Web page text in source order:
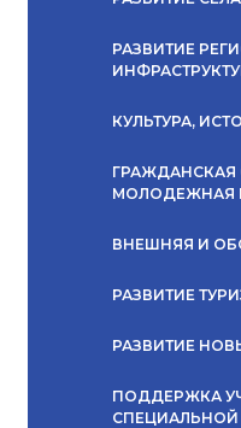
РАЗВИТИЕ
КУЛЬТУРА,
МОЛОДЕЖНАЯ
ВНЕШНЯЯ И
РАЗВИТИЕ
РАЗВИТИЕ
ПОДДЕРЖКА